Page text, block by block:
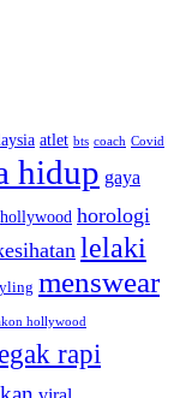
atlet bts coach Covid
hidup gaya
hollywood horologi
lelaki
menswear
hollywood
rapi